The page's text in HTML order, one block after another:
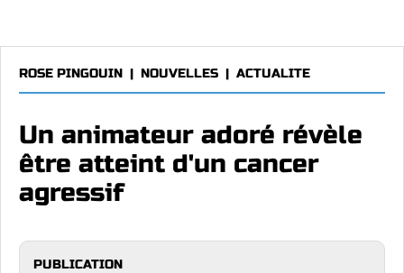
ROSE PINGOUIN | NOUVELLES | ACTUALITE
Un animateur adoré révèle
être atteint d'un cancer
agressif
PUBLICATION